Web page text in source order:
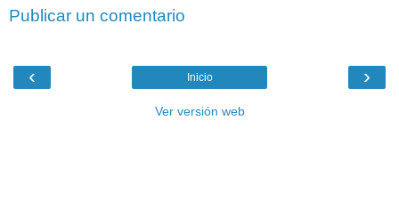
Publicar un comentario
‹ ›
Inicio
Ver versión web